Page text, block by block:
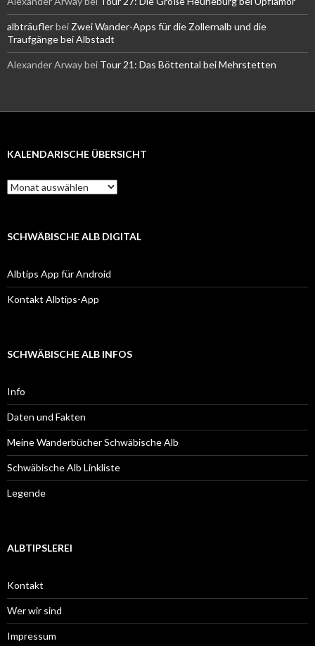
albträuflerbei Zwei Wander-Apps für die Zollernalb und die
Traufgänge bei Albstadt
Alexander Arwaybei Tour 21: Das Böttental bei Mehrstetten
KALENDARISCHE ÜBERSICHT
Kalendarische
Übersicht
SCHWÄBISCHE ALB DIGITAL
Albtips App für Android
Kontakt Albtips-App
SCHWÄBISCHE ALB INFOS
Info
Daten und Fakten
Meine Wanderbücher Schwäbische Alb
Schwäbische Alb Linkliste
Legende
ALBTIPSLEREI
Kontakt
Wer wir sind
Impressum